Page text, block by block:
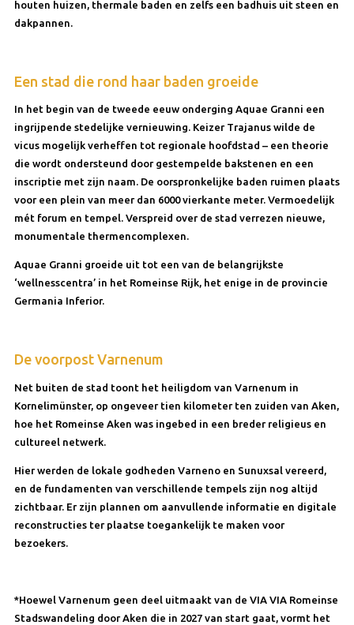
houten huizen, thermale baden en zelfs een badhuis uit steen en
dakpannen.
Een stad die rond haar baden groeide
In het begin van de tweede eeuw onderging Aquae Granni een
ingrijpende stedelijke vernieuwing. Keizer Trajanus wilde de
vicus mogelijk verheffen tot regionale hoofdstad – een theorie
die wordt ondersteund door gestempelde bakstenen en een
inscriptie met zijn naam. De oorspronkelijke baden ruimen plaats
voor een plein van meer dan 6000 vierkante meter. Vermoedelijk
mét forum en tempel. Verspreid over de stad verrezen nieuwe,
monumentale thermencomplexen.
Aquae Granni groeide uit tot een van de belangrijkste
‘wellnesscentra’ in het Romeinse Rijk, het enige in de provincie
Germania Inferior.
De voorpost Varnenum
Net buiten de stad toont het heiligdom van Varnenum in
Kornelimünster, op ongeveer tien kilometer ten zuiden van Aken,
hoe het Romeinse Aken was ingebed in een breder religieus en
cultureel netwerk.
Hier werden de lokale godheden Varneno en Sunuxsal vereerd,
en de fundamenten van verschillende tempels zijn nog altijd
zichtbaar. Er zijn plannen om aanvullende informatie en digitale
reconstructies ter plaatse toegankelijk te maken voor
bezoekers.
*Hoewel Varnenum geen deel uitmaakt van de VIA VIA Romeinse
Stadswandeling door Aken die in 2027 van start gaat, vormt het